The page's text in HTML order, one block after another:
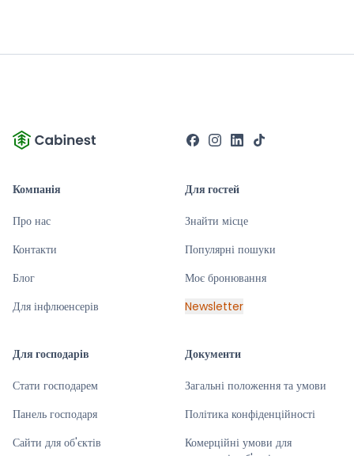
Компанія
Про нас
Контакти
Блог
Для інфлюенсерів
Для гостей
Знайти місце
Популярні пошуки
Моє бронювання
Newsletter
Для господарів
Стати господарем
Панель господаря
Сайти для об'єктів
Документи
Загальні положення та умови
Політика конфіденційності
Комерційні умови для